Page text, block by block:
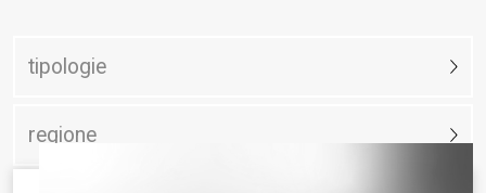
tipologie
regione